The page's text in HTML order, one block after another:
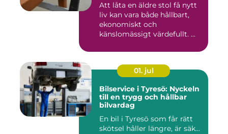
Att låta en äldre stol få nytt
liv kan vara både hållbart,
ekonomiskt och
känslomässigt värdefullt. ...
01. jul
Bilservice i Tyresö: Nyckeln
till en trygg och hållbar
bilvardag
En bil i Tyresö som får rätt
skötsel håller längre, är säk...